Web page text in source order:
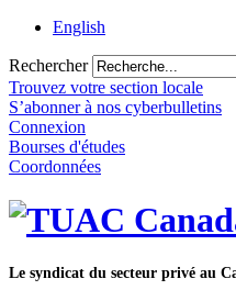
English
Rechercher
Trouvez votre section locale
S’abonner à nos cyberbulletins
Connexion
Bourses d'études
Coordonnées
Le syndicat du secteur privé au